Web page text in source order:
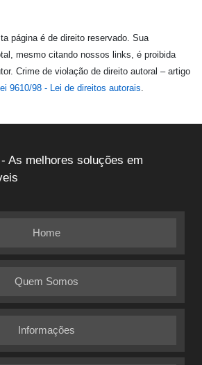
página é de direito reservado. Sua
mesmo citando nossos links, é proibida
Crime de violação de direito autoral – artigo
9610/98 - Lei de direitos autorais.
As melhores soluções em
Home
Quem Somos
Informações